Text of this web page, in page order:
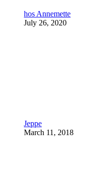
hos Annemette
July 26, 2020
Jeppe
March 11, 2018